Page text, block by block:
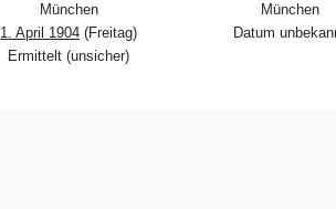
München
1. April 1904 (Freitag)
Ermittelt (unsicher)
München
Datum